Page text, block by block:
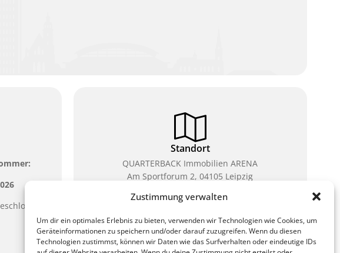
Zustimmung verwalten
Um dir ein optimales Erlebnis zu bieten, verwenden wir Technologien wie Cookies, um
Geräteinformationen zu speichern und/oder darauf zuzugreifen. Wenn du diesen
Technologien zustimmst, können wir Daten wie das Surfverhalten oder eindeutige IDs
Standort
QUARTERBACK Immobilien ARENA
Am Sportforum 2, 04105 Leipzig
Sie erreichen uns mit dem Öffentlichen Nahverkehr:
Waldplatz/Arena. Kostenfreies Parken ist während
des Ticketkaufs möglich.